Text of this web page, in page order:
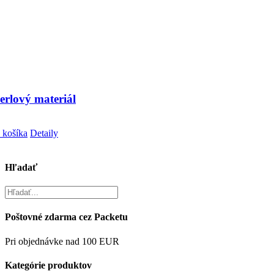
materiál
Detaily
Hľadať
Poštovné zdarma cez Packetu
Pri objednávke nad 100 EUR
Kategórie produktov